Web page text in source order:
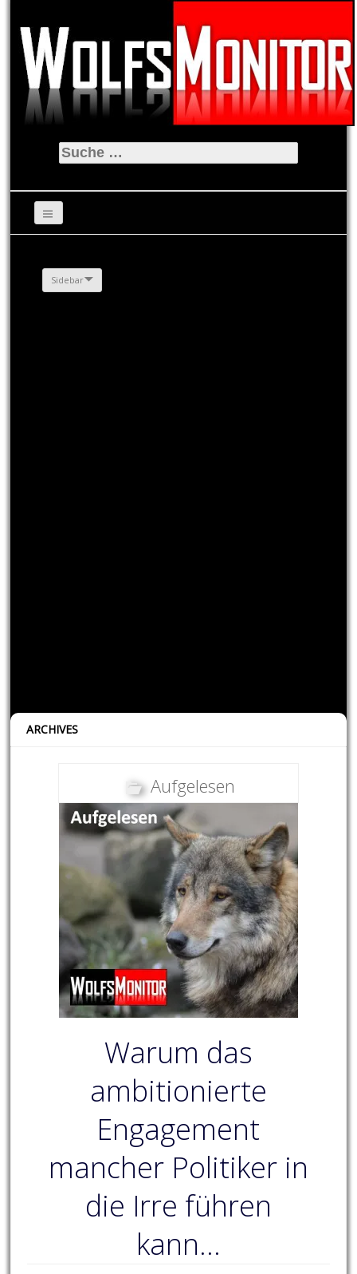
Suche
nach:
Sidebar
ARCHIVES
Aufgelesen
Warum das
ambitionierte
Engagement
mancher Politiker in
die Irre führen
kann…